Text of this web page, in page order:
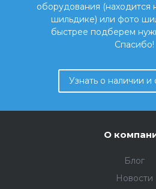
оборудования (находится
шильдике) или фото
быстрее подберем
Спасибо!
Узнать о наличии и
О
Блог
Новости